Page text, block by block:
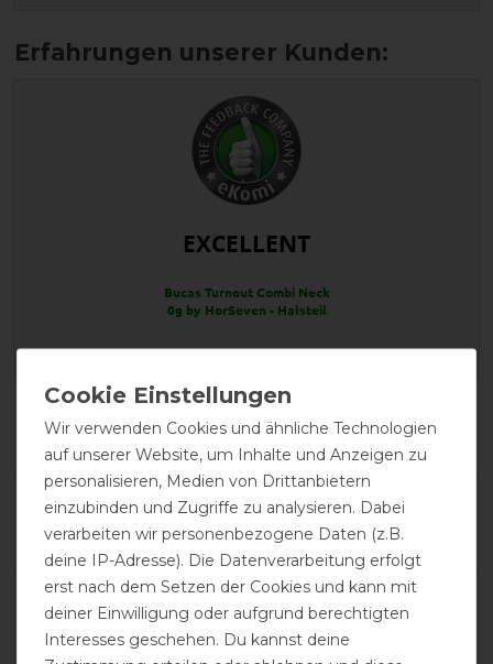
EXCELLENT
Bucas Turnout Combi Neck
0g by HorSeven - Halsteil
Product Reviews
3
Product Rating
5/5
product experience
Wir verwenden Cookies und ähnliche Technologien
auf unserer Website, um Inhalte und Anzeigen zu
personalisieren, Medien von Drittanbietern
einzubinden und Zugriffe zu analysieren. Dabei
verarbeiten wir personenbezogene Daten (z.B.
deine IP-Adresse). Die Datenverarbeitung erfolgt
erst nach dem Setzen der Cookies und kann mit
deiner Einwilligung oder aufgrund berechtigten
Interesses geschehen. Du kannst deine